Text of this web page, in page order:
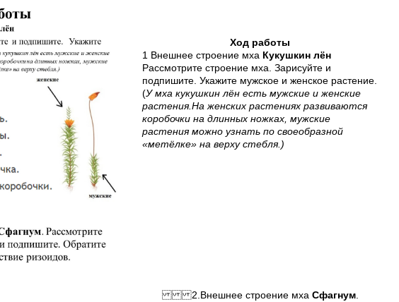
Ход работы
1 Внешнее строение мха Кукушкин лён
Рассмотрите строение мха. Зарисуйте и
подпишите. Укажите мужское и женское растение.
(У мха кукушкин лён есть мужские и женские
растения.На женских растениях развиваются
коробочки на длинных ножках, мужские
растения можно узнать по своеобразной
«метёлке» на верху стебля.)
2.Внешнее строение мха Сфагнум.